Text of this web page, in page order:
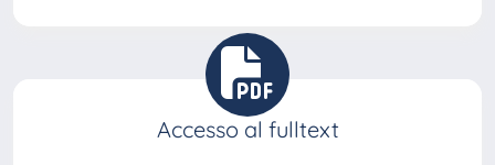
Accesso al fulltext